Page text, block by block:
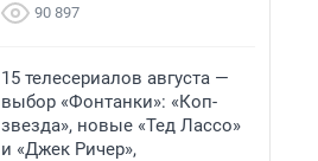
90 897
15 телесериалов августа —
выбор «Фонтанки»: «Коп-
звезда», новые «Тед Лассо»
и «Джек Ричер»,